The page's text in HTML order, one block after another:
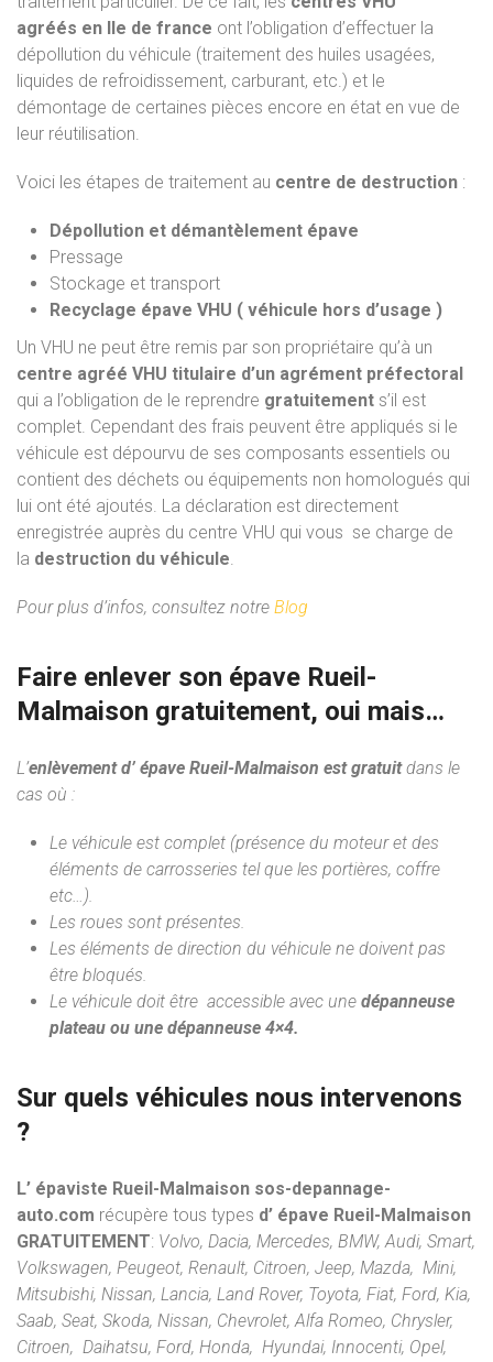
agréés en Ile de france ont l’obligation d’effectuer la
dépollution du véhicule (traitement des huiles usagées,
liquides de refroidissement, carburant, etc.) et le
démontage de certaines pièces encore en état en vue de
leur réutilisation.
Voici les étapes de traitement au centre de destruction :
Dépollution et démantèlement épave
Pressage
Stockage et transport
Recyclage épave VHU ( véhicule hors d’usage )
Un VHU ne peut être remis par son propriétaire qu’à un
centre agréé VHU titulaire d’un agrément préfectoral
qui a l’obligation de le reprendre gratuitement s’il est
complet. Cependant des frais peuvent être appliqués si le
véhicule est dépourvu de ses composants essentiels ou
contient des déchets ou équipements non homologués qui
lui ont été ajoutés. La déclaration est directement
enregistrée auprès du centre VHU qui vous se charge de
la destruction du véhicule.
Pour plus d’infos, consultez notre Blog
Faire enlever son épave Rueil-
Malmaison gratuitement, oui mais…
L’enlèvement d’ épave Rueil-Malmaison est gratuitdans le
cas où :
Le véhicule est complet (présence du moteur et des
éléments de carrosseries tel que les portières, coffre
etc…).
Les roues sont présentes.
Les éléments de direction du véhicule ne doivent pas
être bloqués.
Le véhicule doit être accessible avec une dépanneuse
plateau ou une dépanneuse 4×4.
Sur quels véhicules nous intervenons
?
L’ épaviste Rueil-Malmaison sos-depannage-
auto.com récupère tous types d’ épave Rueil-Malmaison
GRATUITEMENT: Volvo, Dacia, Mercedes, BMW, Audi, Smart,
Volkswagen, Peugeot, Renault, Citroen, Jeep, Mazda, Mini,
Mitsubishi, Nissan, Lancia, Land Rover, Toyota, Fiat, Ford, Kia,
Saab, Seat, Skoda, Nissan, Chevrolet, Alfa Romeo, Chrysler,
Citroen, Daihatsu, Ford, Honda, Hyundai, Innocenti, Opel,